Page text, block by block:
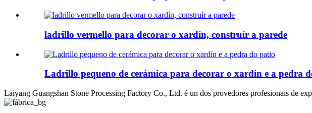
ladrillo vermello para decorar o xardín, construír a parede
Ladrillo pequeno de cerámica para decorar o xardín e a pedra
Laiyang Guangshan Stone Processing Factory Co., Ltd. é un dos provedores profesionais de